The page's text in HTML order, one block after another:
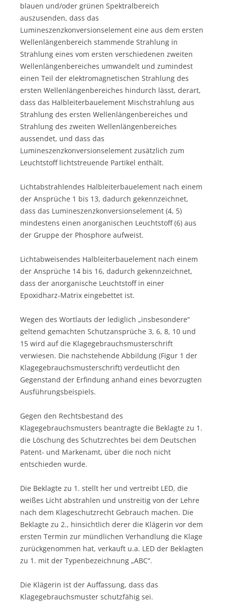
blauen und/oder grünen Spektralbereich
auszusenden, dass das
Lumineszenzkonversionselement eine aus dem ersten
Wellenlängenbereich stammende Strahlung in
Strahlung eines vom ersten verschiedenen zweiten
Wellenlängenbereiches umwandelt und zumindest
einen Teil der elektromagnetischen Strahlung des
ersten Wellenlängenbereiches hindurch lässt, derart,
dass das Halbleiterbauelement Mischstrahlung aus
Strahlung des ersten Wellenlängenbereiches und
Strahlung des zweiten Wellenlängenbereiches
aussendet, und dass das
Lumineszenzkonversionselement zusätzlich zum
Leuchtstoff lichtstreuende Partikel enthält.
Lichtabstrahlendes Halbleiterbauelement nach einem
der Ansprüche 1 bis 13, dadurch gekennzeichnet,
dass das Lumineszenzkonversionselement (4, 5)
mindestens einen anorganischen Leuchtstoff (6) aus
der Gruppe der Phosphore aufweist.
Lichtabweisendes Halbleiterbauelement nach einem
der Ansprüche 14 bis 16, dadurch gekennzeichnet,
dass der anorganische Leuchtstoff in einer
Epoxidharz-Matrix eingebettet ist.
Wegen des Wortlauts der lediglich „insbesondere“
geltend gemachten Schutzansprüche 3, 6, 8, 10 und
15 wird auf die Klagegebrauchsmusterschrift
verwiesen. Die nachstehende Abbildung (Figur 1 der
Klagegebrauchsmusterschrift) verdeutlicht den
Gegenstand der Erfindung anhand eines bevorzugten
Ausführungsbeispiels.
Gegen den Rechtsbestand des
Klagegebrauchsmusters beantragte die Beklagte zu 1.
die Löschung des Schutzrechtes bei dem Deutschen
Patent- und Markenamt, über die noch nicht
entschieden wurde.
Die Beklagte zu 1. stellt her und vertreibt LED, die
weißes Licht abstrahlen und unstreitig von der Lehre
nach dem Klageschutzrecht Gebrauch machen. Die
Beklagte zu 2., hinsichtlich derer die Klägerin vor dem
ersten Termin zur mündlichen Verhandlung die Klage
zurückgenommen hat, verkauft u.a. LED der Beklagten
zu 1. mit der Typenbezeichnung „ABC“.
Die Klägerin ist der Auffassung, dass das
Klagegebrauchsmuster schutzfähig sei.